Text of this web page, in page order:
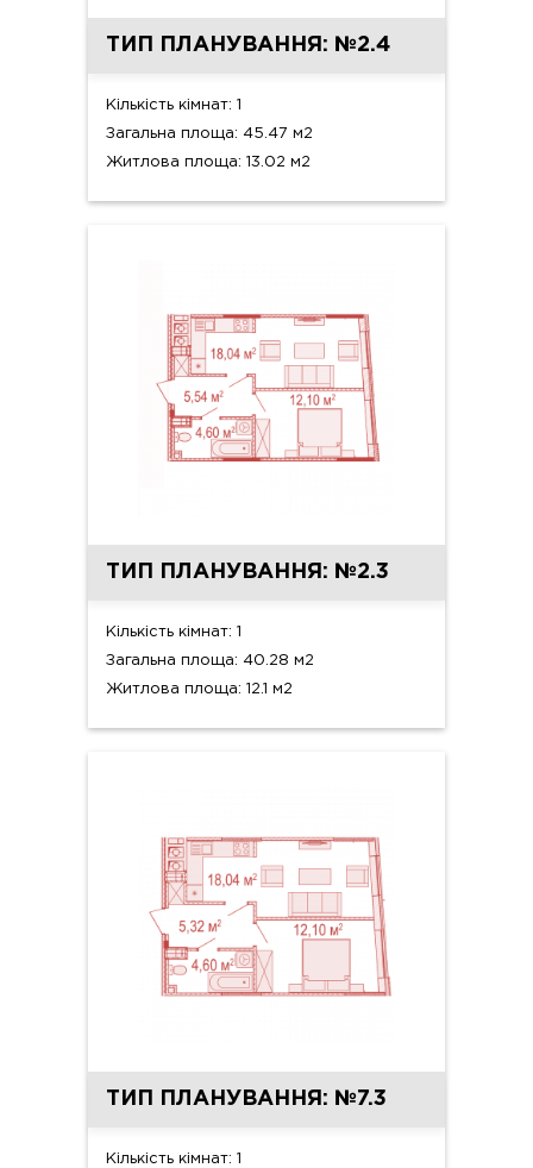
ТИП ПЛАНУВАННЯ: №2.4
Кількість кімнат: 1
Загальна площа: 45.47 м2
Житлова площа: 13.02 м2
ТИП ПЛАНУВАННЯ: №2.3
Кількість кімнат: 1
Загальна площа: 40.28 м2
Житлова площа: 12.1 м2
ТИП ПЛАНУВАННЯ: №7.3
Кількість кімнат: 1